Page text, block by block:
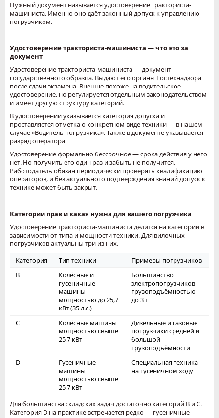
Нужный документ называется удостоверение тракториста-
машиниста. Именно оно даёт законный допуск к управлению
погрузчиком.
Удостоверение тракториста-машиниста — что это за
документ
Удостоверение тракториста-машиниста — документ
государственного образца. Выдают его органы Гостехнадзора
после сдачи экзамена. Внешне похоже на водительское
удостоверение, но регулируется отдельным законодательством
и имеет другую структуру категорий.
В удостоверении указывается категория допуска и
проставляется отметка о конкретном виде техники — в нашем
случае «Водитель погрузчика». Также в документе указывается
разряд оператора.
Удостоверение формально бессрочное — срока действия у него
нет. Но получить его один раз и забыть не получится.
Работодатель обязан периодически проверять квалификацию
операторов, и без актуального подтверждения знаний допуск к
технике может быть закрыт.
Категории прав и какая нужна для вашего погрузчика
Удостоверение тракториста-машиниста делится на категории в
зависимости от типа и мощности техники. Для вилочных
погрузчиков актуальны три из них.
Категория
Тип техники
Примеры погрузчиков
B
Колёсные и
гусеничные
машины
мощностью до 25,7
кВт (35 л.с.)
Большинство
электропогрузчиков
грузоподъёмностью
до 3 т
C
Колёсные машины
мощностью свыше
25,7 кВт
Дизельные и газовые
погрузчики средней и
большой
грузоподъёмности
D
Гусеничные
машины
мощностью свыше
25,7 кВт
Специальная техника
на гусеничном ходу
Для большинства складских задач достаточно категорий B и C.
Категория D на практике встречается редко — гусеничные